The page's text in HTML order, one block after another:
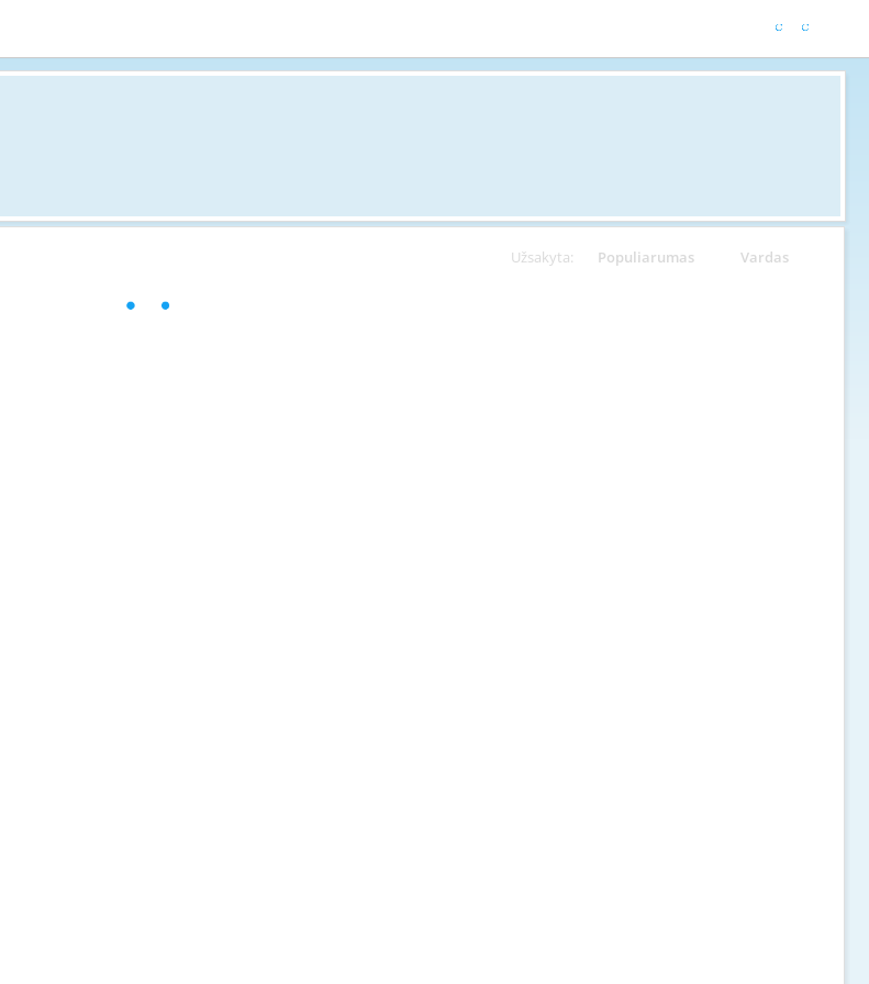
Užsakyta: Populiarumas Vardas